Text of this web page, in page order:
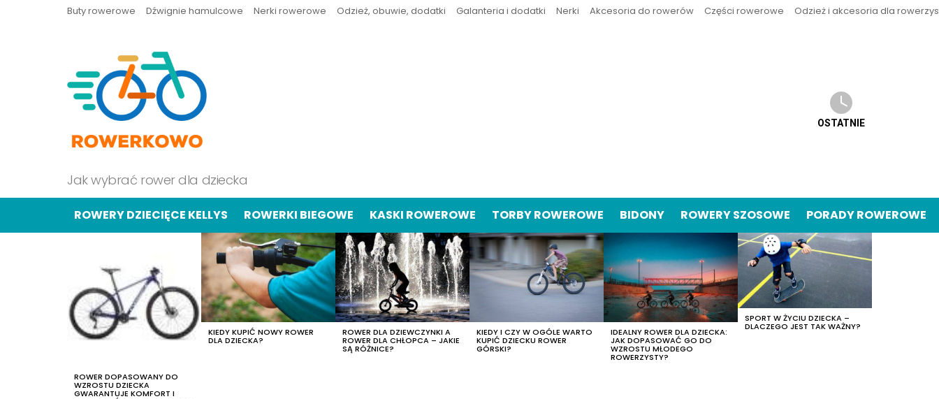
Buty rowerowe Dźwignie hamulcowe Nerki rowerowe Odzież, obuwie, dodatki Galanteria i dodatki Nerki Akcesoria do rowerów Części rowerowe Odzież i akcesoria dla
Jak wybrać rower dla dziecka
OSTATNIE
ROWERY DZIECIĘCE KELLYS ROWERKI BIEGOWE KASKI ROWEROWE TORBY ROWEROWE BIDONY ROWERY SZOSOWE PORADY ROWEROWE
ROWER DOPASOWANY DO
WZROSTU DZIECKA
GWARANTUJE KOMFORT I
KIEDY KUPIĆ NOWY ROWER
DLA DZIECKA?
ROWER DLA DZIEWCZYNKI A
ROWER DLA CHŁOPCA – JAKIE
SĄ RÓŻNICE?
KIEDY I CZY W OGÓLE WARTO
KUPIĆ DZIECKU ROWER
GÓRSKI?
IDEALNY ROWER DLA DZIECKA:
JAK DOPASOWAĆ GO DO
WZROSTU MŁODEGO
ROWERZYSTY?
SPORT W ŻYCIU DZIECKA –
DLACZEGO JEST TAK WAŻNY?